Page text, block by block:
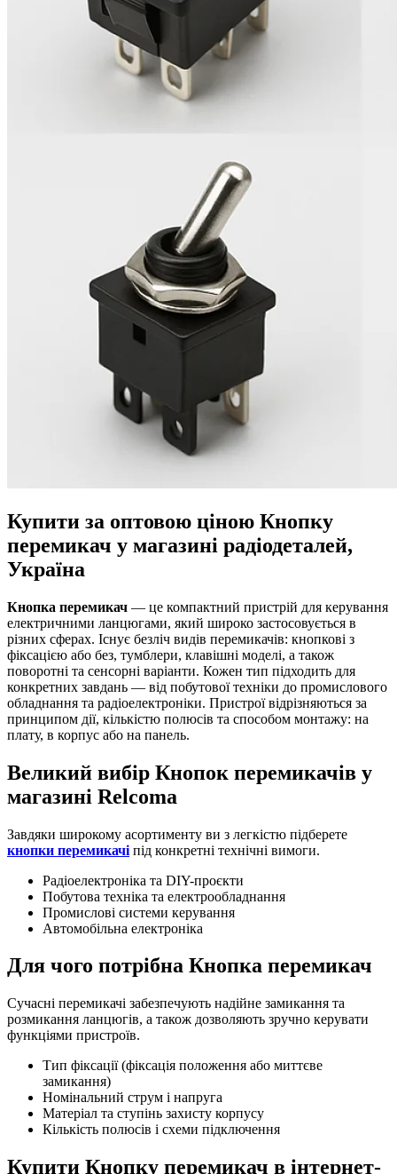
Купити за оптовою ціною Кнопку
перемикач у магазині радіодеталей,
Україна
Кнопка перемикач — це компактний пристрій для керування
електричними ланцюгами, який широко застосовується в
різних сферах. Існує безліч видів перемикачів: кнопкові з
фіксацією або без, тумблери, клавішні моделі, а також
поворотні та сенсорні варіанти. Кожен тип підходить для
конкретних завдань — від побутової техніки до промислового
обладнання та радіоелектроніки. Пристрої відрізняються за
принципом дії, кількістю полюсів та способом монтажу: на
плату, в корпус або на панель.
Великий вибір Кнопок перемикачів у
магазині Relcoma
Завдяки широкому асортименту ви з легкістю підберете
кнопки перемикачі під конкретні технічні вимоги.
Радіоелектроніка та DIY-проєкти
Побутова техніка та електрообладнання
Промислові системи керування
Автомобільна електроніка
Для чого потрібна Кнопка перемикач
Сучасні перемикачі забезпечують надійне замикання та
розмикання ланцюгів, а також дозволяють зручно керувати
функціями пристроїв.
Тип фіксації (фіксація положення або миттєве
замикання)
Номінальний струм і напруга
Матеріал та ступінь захисту корпусу
Кількість полюсів і схеми підключення
Купити Кнопку перемикач в інтернет-